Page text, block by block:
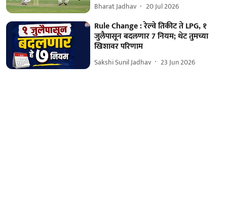
Bharat Jadhav 20 Jul 2026
Rule Change : रेल्वे तिकीट ते LPG, १
जुलैपासून बदलणार 7 नियम; थेट तुमच्या
खिशावर परिणाम
Sakshi Sunil Jadhav 23 Jun 2026